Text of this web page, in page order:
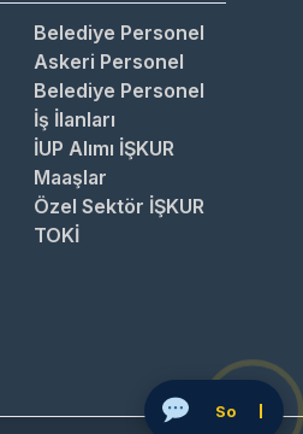
Belediye Personel
Askeri Personel
Belediye Personel
İş İlanları
İUP Alımı İŞKUR
Maaşlar
Özel Sektör İŞKUR
TOKİ
Soru